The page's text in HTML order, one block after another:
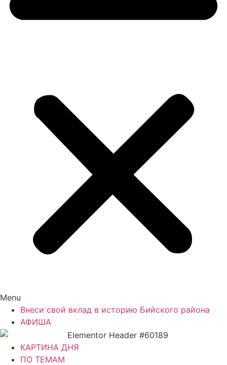
Menu
Внеси свой вклад в историю Бийского района
АФИША
КАРТИНА ДНЯ
ПО ТЕМАМ